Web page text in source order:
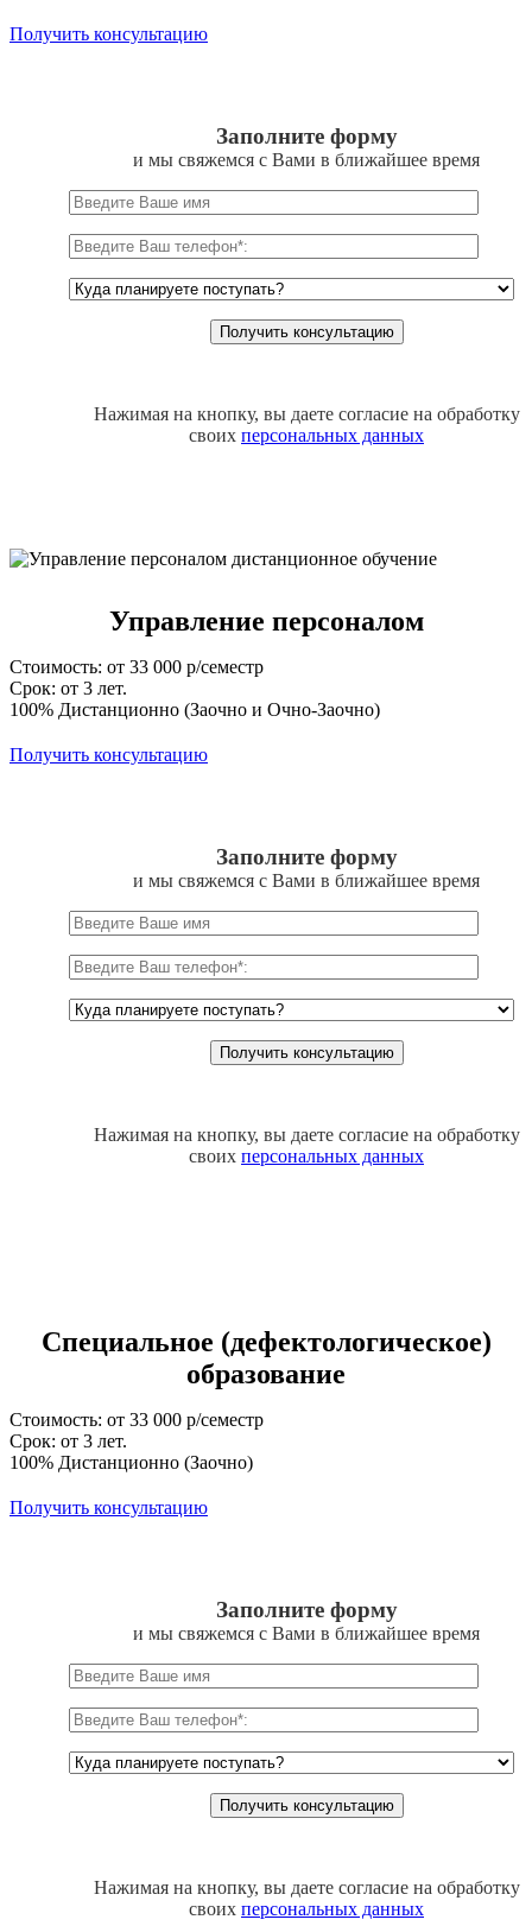
Получить консультацию
Заполните форму
и мы свяжемся с Вами в ближайшее время
Нажимая на кнопку, вы даете согласие на обработку
своих персональных данных
Управление персоналом
Стоимость: от 33 000 р/семестр
Срок: от 3 лет.
100% Дистанционно (Заочно и Очно-Заочно)
Получить консультацию
Заполните форму
и мы свяжемся с Вами в ближайшее время
Нажимая на кнопку, вы даете согласие на обработку
своих персональных данных
Специальное (дефектологическое)
образование
Стоимость: от 33 000 р/семестр
Срок: от 3 лет.
100% Дистанционно (Заочно)
Получить консультацию
Заполните форму
и мы свяжемся с Вами в ближайшее время
Нажимая на кнопку, вы даете согласие на обработку
своих персональных данных